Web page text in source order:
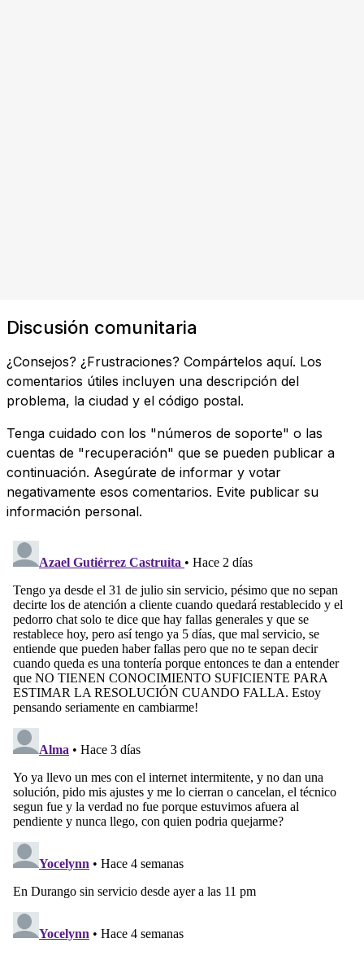
Discusión comunitaria
¿Consejos? ¿Frustraciones? Compártelos aquí. Los
comentarios útiles incluyen una descripción del
problema, la ciudad y el código postal.
Tenga cuidado con los "números de soporte" o las
cuentas de "recuperación" que se pueden publicar a
continuación. Asegúrate de informar y votar
negativamente esos comentarios. Evite publicar su
información personal.